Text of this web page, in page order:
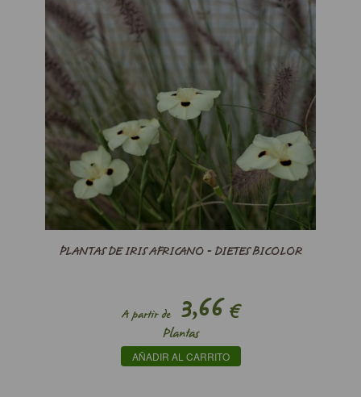
PLANTAS DE IRIS AFRICANO - DIETES BICOLOR
A partir de3,66 €
Plantas
AÑADIR AL CARRITO